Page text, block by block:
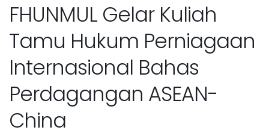
FHUNMUL Gelar Kuliah
Tamu Hukum Perniagaan
Internasional Bahas
Perdagangan ASEAN-
China